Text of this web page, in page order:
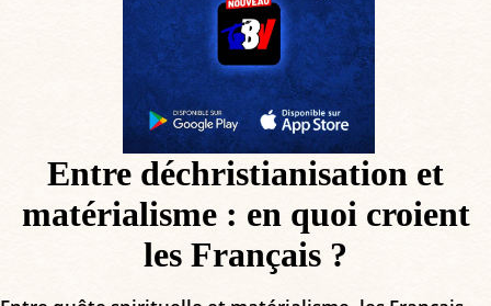
Entre déchristianisation et
matérialisme : en quoi croient
les Français ?